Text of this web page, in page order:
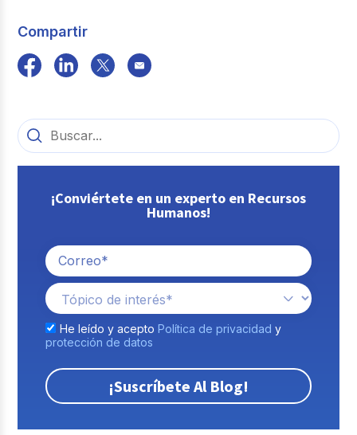
Compartir
¡Conviértete en un experto en Recursos
Humanos!
He leído y acepto Política de privacidad y
protección de datos